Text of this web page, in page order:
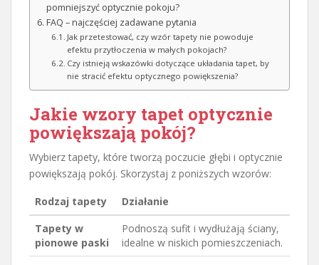
pomniejszyć optycznie pokoju?
FAQ – najczęściej zadawane pytania
Jak przetestować, czy wzór tapety nie powoduje
efektu przytłoczenia w małych pokojach?
Czy istnieją wskazówki dotyczące układania tapet, by
nie stracić efektu optycznego powiększenia?
Jakie wzory tapet optycznie
powiększają pokój?
Wybierz tapety, które tworzą poczucie głębi i optycznie
powiększają pokój. Skorzystaj z poniższych wzorów:
Rodzaj tapety
Działanie
Tapety w
pionowe paski
Podnoszą sufit i wydłużają ściany,
idealne w niskich pomieszczeniach.